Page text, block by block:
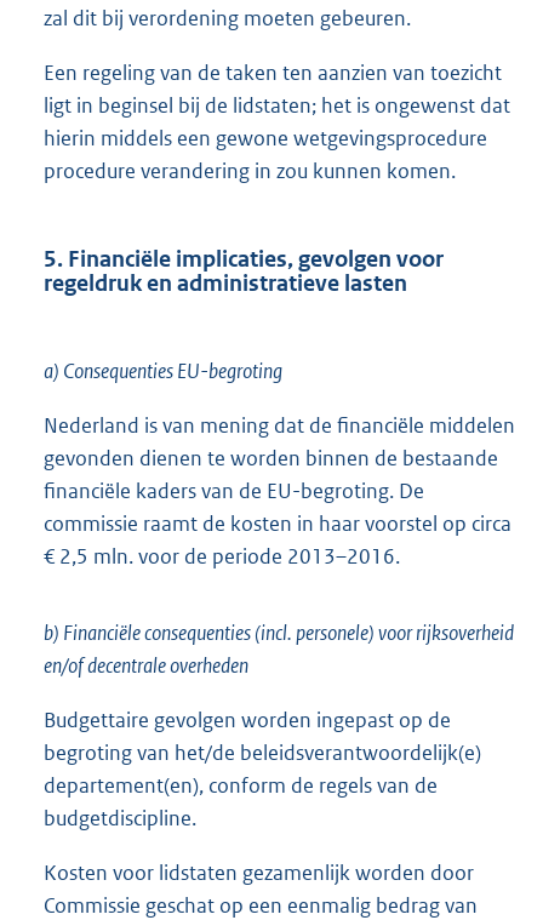
zal dit bij verordening moeten gebeuren.
Een regeling van de taken ten aanzien van toezicht
ligt in beginsel bij de lidstaten; het is ongewenst dat
hierin middels een gewone wetgevingsprocedure
procedure verandering in zou kunnen komen.
5. Financiële implicaties, gevolgen voor
regeldruk en administratieve lasten
a) Consequenties EU-begroting
Nederland is van mening dat de financiële middelen
gevonden dienen te worden binnen de bestaande
financiële kaders van de EU-begroting. De
commissie raamt de kosten in haar voorstel op circa
€ 2,5 mln. voor de periode 2013–2016.
b) Financiële consequenties (incl. personele) voor rijksoverheid
en/of decentrale overheden
Budgettaire gevolgen worden ingepast op de
begroting van het/de beleidsverantwoordelijk(e)
departement(en), conform de regels van de
budgetdiscipline.
Kosten voor lidstaten gezamenlijk worden door
Commissie geschat op een eenmalig bedrag van